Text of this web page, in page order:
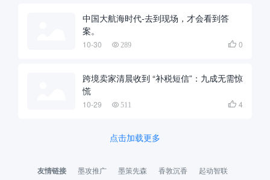
中国大航海时代-去到现场，才会看到答
案。
10-30 289  0
跨境卖家清晨收到 “补税短信”：九成无需惊
慌
10-29 511  4
点击加载更多
友情链接 墨攻推广 墨策先森 香敦沉香 起动智联